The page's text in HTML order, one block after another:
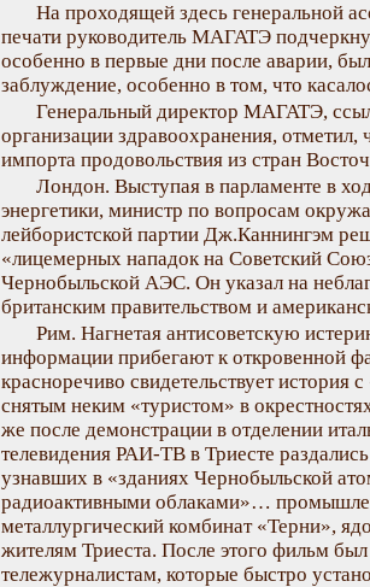
На проходящей здесь генеральной
печати руководитель МАГАТЭ
особенно в первые дни после аварии,
заблуждение, особенно в том, что
Генеральный директор МАГАТЭ,
организации здравоохранения, отметил,
импорта продовольствия из стран
Лондон. Выступая в парламенте в
энергетики, министр по вопросам
лейбористской партии Дж.Каннингэм
«лицемерных нападок на Советский
Чернобыльской АЭС. Он указал на
британским правительством и
Рим. Нагнетая антисоветскую
информации прибегают к откровенной
красноречиво свидетельствует
снятым неким «туристом» в
же после демонстрации в отделении
телевидения РАИ-ТВ в Триесте
узнавших в «зданиях Чернобыльской
радиоактивными облаками»…
металлургический комбинат «Терни»,
жителям Триеста. После этого фильм
тележурналистам, которые быстро